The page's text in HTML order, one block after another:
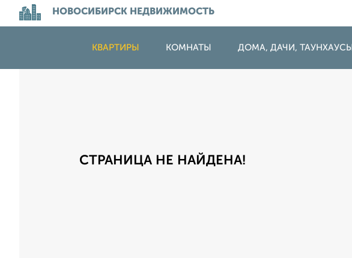
НОВОСИБИРСК НЕДВИЖИМОСТЬ
КВАРТИРЫ КОМНАТЫ ДОМА, ДАЧИ, ТАУНХАУСЫ
СТРАНИЦА НЕ НАЙДЕНА!